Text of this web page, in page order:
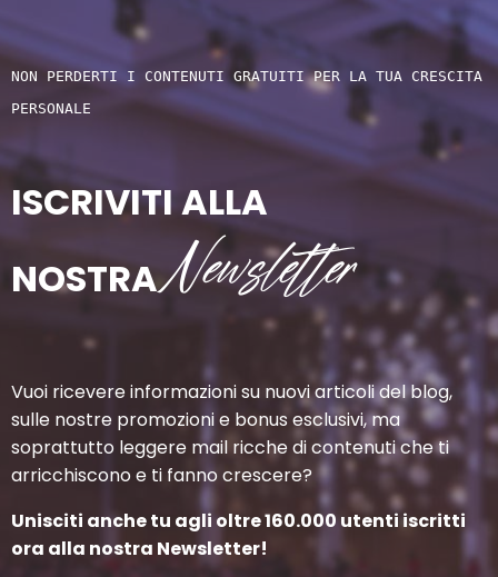
NON PERDERTI I CONTENUTI GRATUITI PER LA TUA CRESCITA
PERSONALE
ISCRIVITI ALLA
NOSTRANewsletter
Vuoi ricevere informazioni su nuovi articoli del blog,
sulle nostre promozioni e bonus esclusivi, ma
soprattutto leggere mail ricche di contenuti che ti
arricchiscono e ti fanno crescere?
Unisciti anche tu agli oltre 160.000 utenti iscritti
ora alla nostra Newsletter!